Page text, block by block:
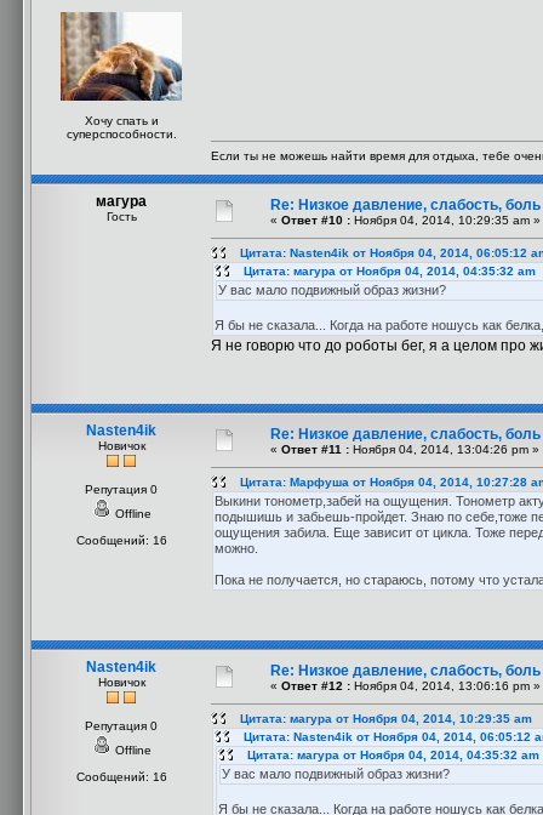
Хочу спать и
суперспособности.
Если ты не можешь найти время для отдыха, тебе
магура
Гость
Re: Низкое давление, слабость,
« Ответ #10 : Ноября 04, 2014, 10:29:35 am »
Цитата: Nasten4ik от Ноября 04, 2014, 06:05:12
Цитата: магура от Ноября 04, 2014, 04:35:32 am
У вас мало подвижный образ жизни?
Я бы не сказала... Когда на работе ношусь как
Я не говорю что до роботы бег, я а целом про
Nasten4ik
Новичок
Репутация 0
Offline
Сообщений: 16
Re: Низкое давление, слабость,
« Ответ #11 : Ноября 04, 2014, 13:04:26 pm »
Цитата: Марфуша от Ноября 04, 2014, 10:27:28
Выкини тонометр,забей на ощущения. Тонометр
подышишь и забьешь-пройдет. Знаю по себе,тоже
ощущения забила. Еще зависит от цикла. Тоже
можно.
Пока не получается, но стараюсь, потому что
Nasten4ik
Новичок
Репутация 0
Offline
Сообщений: 16
Re: Низкое давление, слабость,
« Ответ #12 : Ноября 04, 2014, 13:06:16 pm »
Цитата: магура от Ноября 04, 2014, 10:29:35 am
Цитата: Nasten4ik от Ноября 04, 2014, 06:05:12
Цитата: магура от Ноября 04, 2014, 04:35:32 am
У вас мало подвижный образ жизни?
Я бы не сказала... Когда на работе ношусь как